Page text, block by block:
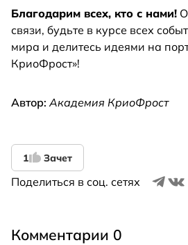
Благодарим всех, кто с нами!
связи, будьте в курсе всех
мира и делитесь идеями на
КриоФрост»!
Автор:Академия КриоФрост
1 Зачет
Поделиться в соц. сетях
Комментарии 0